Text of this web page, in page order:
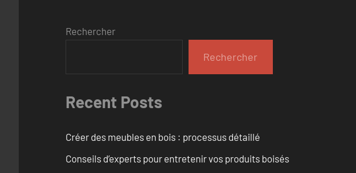
Rechercher
Rechercher
Recent Posts
Créer des meubles en bois : processus détaillé
Conseils d’experts pour entretenir vos produits boisés